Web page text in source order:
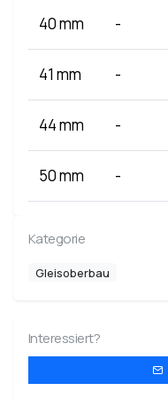
40 mm -
41 mm -
44 mm -
50 mm -
Kategorie
Gleisoberbau
Interessiert?